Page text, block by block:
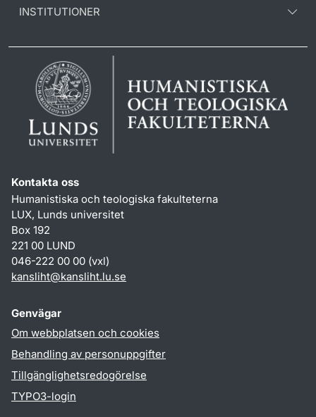
INSTITUTIONER
Kontakta oss
Humanistiska och teologiska fakulteterna
LUX, Lunds universitet
Box 192
221 00 LUND
046-222 00 00 (vxl)
kansliht@kansliht.lu.se
Genvägar
Om webbplatsen och cookies
Behandling av personuppgifter
Tillgänglighetsredogörelse
TYPO3-login